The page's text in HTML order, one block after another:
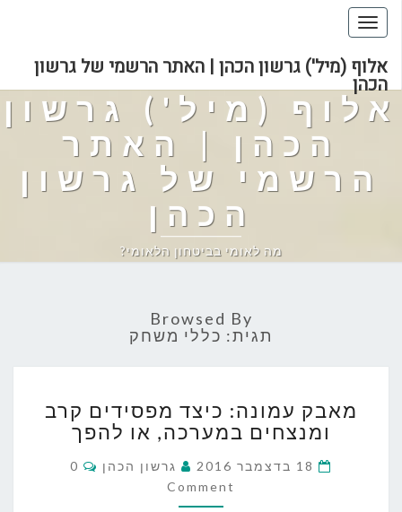
Toggle
navigation
אלוף (מיל') גרשון הכהן | האתר הרשמי של גרשון
הכהן
אלוף (מיל') גרשון
הכהן | האתר
הרשמי של גרשון
הכהן
מה לאומי בביטחון הלאומי?
Browsed By
תגית: כללי משחק
עמונה:
כיצד
מפסידים
קרב
ומנצחים
מאבק עמונה: כיצד מפסידים קרב
ומנצחים במערכה, או להפך
18 בדצמבר 2016 גרשון הכהן Comments
0
Comment